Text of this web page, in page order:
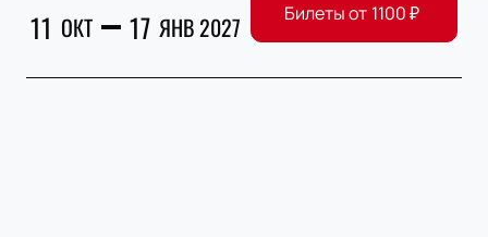
11 ОКТ 17 ЯНВ 2027 Билеты от 1100₽